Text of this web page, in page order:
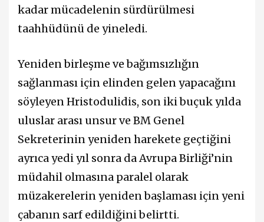
kadar mücadelenin sürdürülmesi
taahhüdünü de yineledi.
Yeniden birleşme ve bağımsızlığın
sağlanması için elinden gelen yapacağını
söyleyen Hristodulidis, son iki buçuk yılda
uluslar arası unsur ve BM Genel
Sekreterinin yeniden harekete geçtiğini
ayrıca yedi yıl sonra da Avrupa Birliği’nin
müdahil olmasına paralel olarak
müzakerelerin yeniden başlaması için yeni
çabanın sarf edildiğini belirtti.